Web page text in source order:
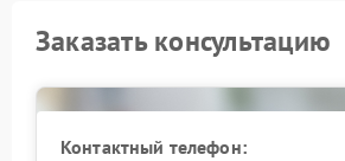
Заказать консультацию
Контактный телефон: